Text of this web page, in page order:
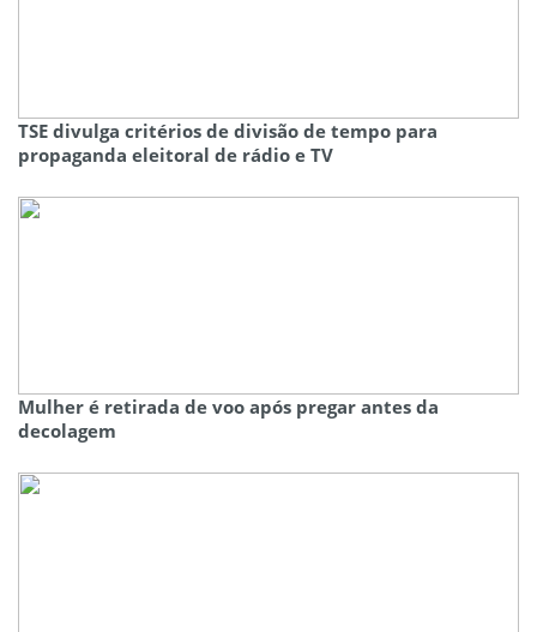
TSE divulga critérios de divisão de tempo para
propaganda eleitoral de rádio e TV
Mulher é retirada de voo após pregar antes da
decolagem